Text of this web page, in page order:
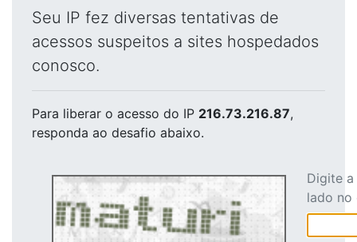
Seu IP fez diversas tentativas de
acessos suspeitos a sites hospedados
conosco.
Para liberar o acesso do IP 216.73.216.87,
responda ao desafio abaixo.
Digite
lado no